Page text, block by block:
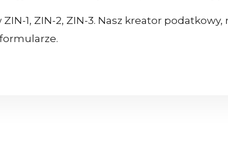
1, ZIN-2, ZIN-3. Nasz kreator